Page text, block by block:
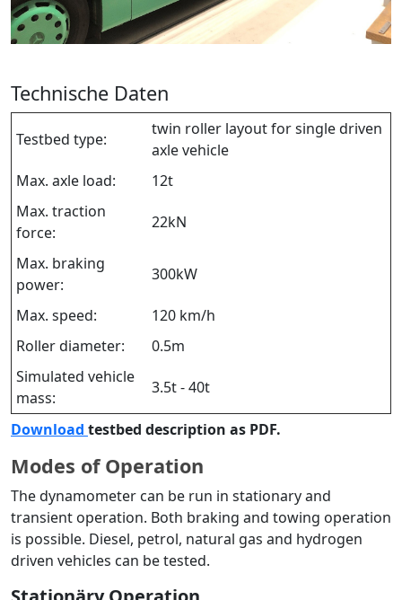
Technische Daten
Testbed type:
twin roller layout for single driven
axle vehicle
Max. axle load:
12t
Max. traction
force:
22kN
Max. braking
power:
300kW
Max. speed:
120 km/h
Roller diameter:
0.5m
Simulated vehicle
mass:
3.5t - 40t
Download testbed description as PDF.
Modes of Operation
The dynamometer can be run in stationary and
transient operation. Both braking and towing operation
is possible. Diesel, petrol, natural gas and hydrogen
driven vehicles can be tested.